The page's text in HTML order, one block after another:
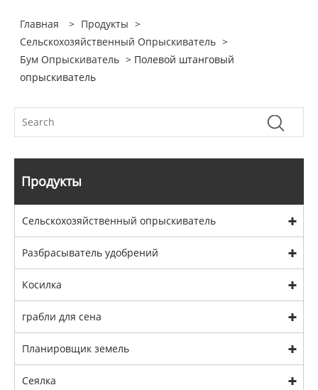
Главная > Продукты >
Сельскохозяйственный Опрыскиватель >
Бум Опрыскиватель > Полевой штанговый
опрыскиватель
Продукты
Сельскохозяйственный опрыскиватель
Разбрасыватель удобрений
Косилка
грабли для сена
Планировщик земель
Сеялка